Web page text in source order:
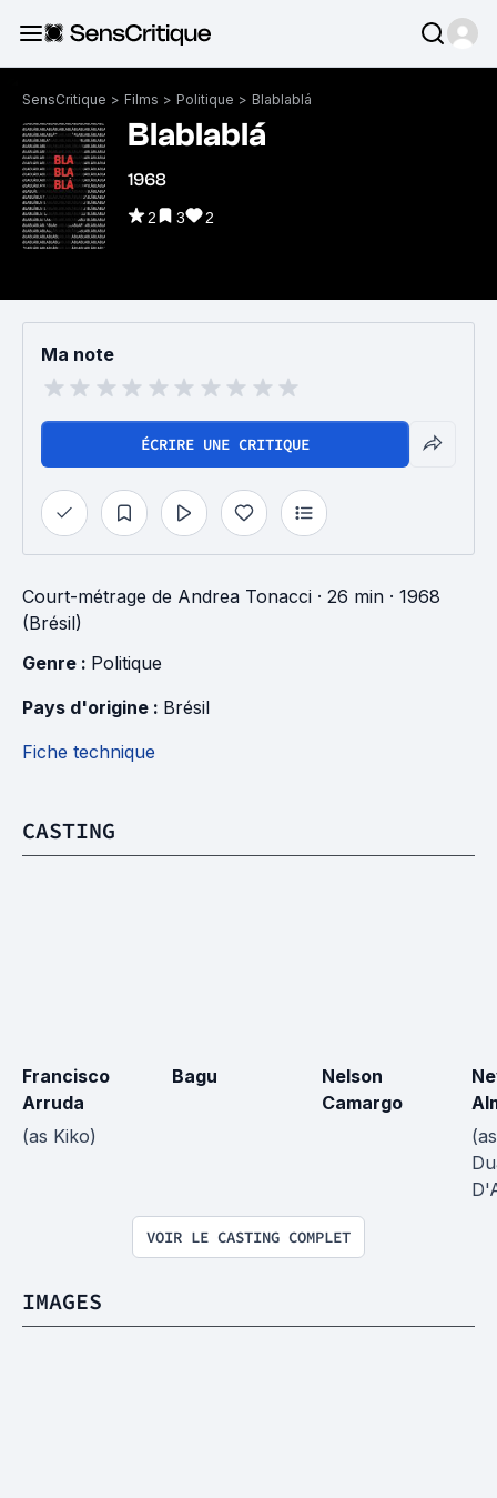
SensCritique > Films > Politique > Blablablá
Blablablá
1968
2 3 2
Ma note
ÉCRIRE UNE CRITIQUE
Court-métrage de Andrea Tonacci · 26 min · 1968
(Brésil)
Genre : Politique
Pays d'origine : Brésil
Fiche technique
CASTING
Francisco
Arruda
(as Kiko)
Bagu
Nelson
Camargo
VOIR LE CASTING COMPLET
IMAGES